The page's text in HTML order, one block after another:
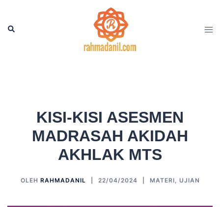
Cari
KISI-KISI ASESMEN
MADRASAH AKIDAH
AKHLAK MTS
OLEH RAHMADANIL 22/04/2024 MATERI UJIAN